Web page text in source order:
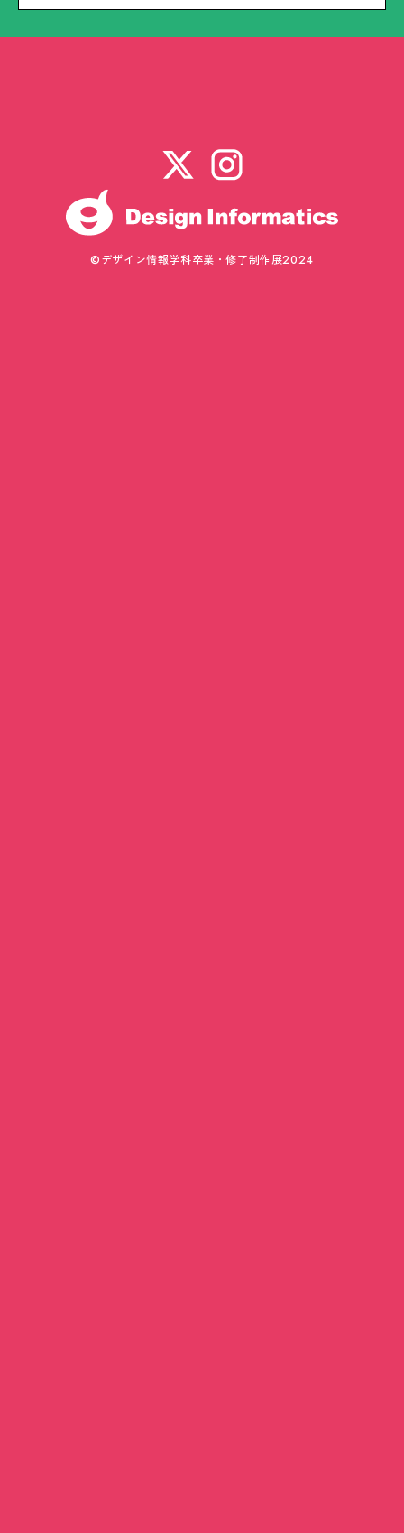
©デザイン情報学科卒業・修了制作展2024